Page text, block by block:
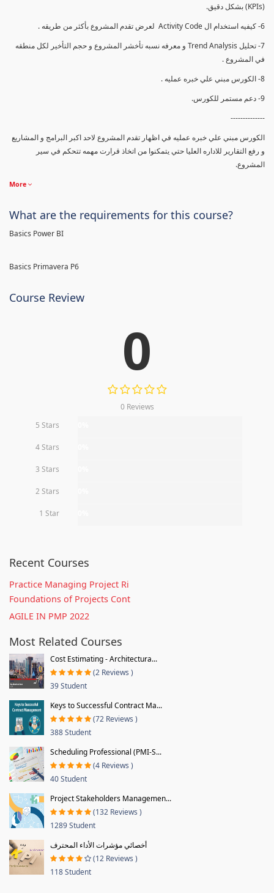
(KPIs) بشكل دقيق.
6- كيفيه استخدام ال Activity Code لعرض تقدم المشروع بأكثر من طريقه .
7- تحليل Trend Analysis و معرفه نسبه تأخشر المشروع و حجم التأخير لكل منطقه
في المشروع .
8- الكورس مبني علي خبره عمليه .
9- دعم مستمر للكورس.
--------------
الكورس مبني علي خبره عمليه في اظهار تقدم المشروع لاحد اكبر البرامج و المشاريع
و رفع التقارير للاداره العليا حتي يتمكنوا من اتخاذ قرارت مهمه تتحكم في سير
المشروع.
More
What are the requirements for this course?
Basics Power BI
Basics Primavera P6
Course Review
0
0 Reviews
5 Stars
4 Stars
3 Stars
2 Stars
1 Star
Recent Courses
Practice Managing Project Ri
Foundations of Projects Cont
AGILE IN PMP 2022
Most Related Courses
Cost Estimating - Architectura...
(2 Reviews )
39 Student
Keys to Successful Contract Ma...
(72 Reviews )
388 Student
Scheduling Professional (PMI-S...
(4 Reviews )
40 Student
Project Stakeholders Managemen...
(132 Reviews )
1289 Student
أخصائي مؤشرات الأداء المحترف
(12 Reviews )
118 Student